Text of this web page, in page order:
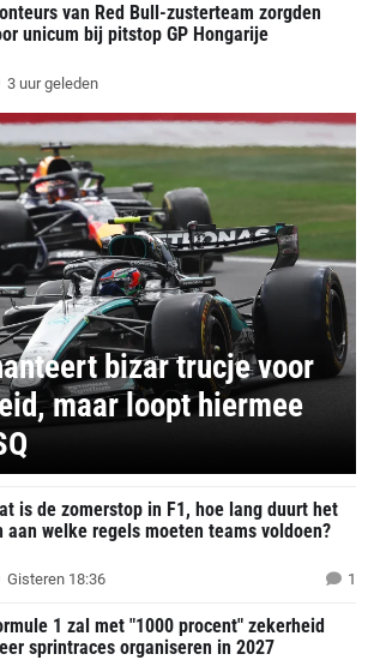
van Red Bull-zusterteam zorgden
unicum bij pitstop GP Hongarije
3 uur geleden
bizar trucje voor
maar loopt hiermee
is de zomerstop in F1, hoe lang duurt het
aan welke regels moeten teams voldoen?
Gisteren 18:36 1
1 zal met "1000 procent" zekerheid
sprintraces organiseren in 2027